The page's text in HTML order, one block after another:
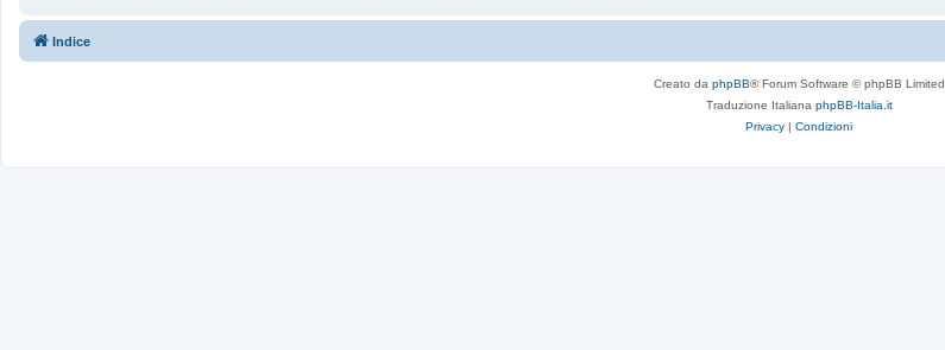
Indice
Creato da phpBB® Forum Software © phpBB Limited
Traduzione Italiana phpBB-Italia.it
Privacy | Condizioni